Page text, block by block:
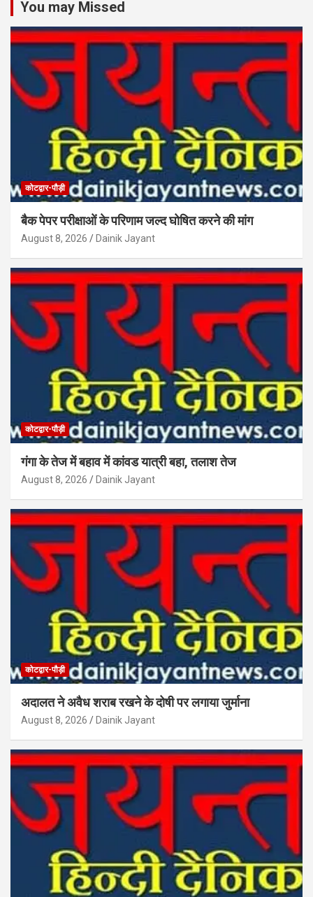
You may Missed
कोटद्वार-पौड़ी
बैक पेपर परीक्षाओं के परिणाम जल्द घोषित करने की मांग
August 8, 2026 Dainik Jayant
कोटद्वार-पौड़ी
गंगा के तेज में बहाव में कांवड यात्री बहा, तलाश तेज
August 8, 2026 Dainik Jayant
कोटद्वार-पौड़ी
अदालत ने अवैध शराब रखने के दोषी पर लगाया जुर्माना
August 8, 2026 Dainik Jayant